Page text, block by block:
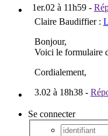
1er.02 à 11h59 -
Claire Baudiffier:
Bonjour,
Voici le formulaire
Cordialement,
3.02 à 18h38 -
Se connecter